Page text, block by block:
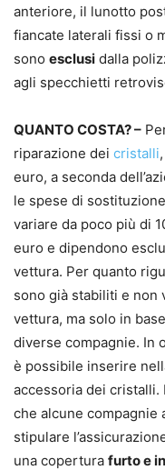
anteriore, il lunotto
fiancate laterali fissi o
sono esclusi dalla
agli specchietti
QUANTO COSTA? –
riparazione dei cristalli
euro, a seconda
le spese di
variare da poco più di
euro e dipendono
vettura. Per quanto
sono già stabiliti e non
vettura, ma solo in
diverse compagnie. In
è possibile inserire
accessoria dei cristalli.
che alcune compagnie
stipulare
una copertura furto e